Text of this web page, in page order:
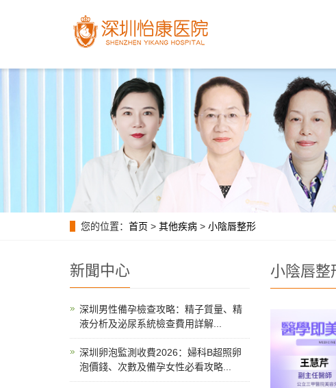
您的位置： 首页 > 其他疾病 > 小陰唇整形
小陰唇整
新聞中心
深圳男性備孕檢查攻略：精子質量、精
液分析及泌尿系統檢查費用詳解...
深圳卵泡監測收費2026：婦科B超照卵
泡價錢、次數及備孕女性必看攻略...